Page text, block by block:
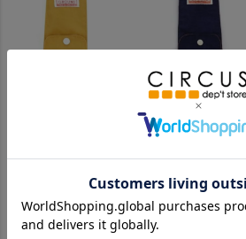
ネイビー(NV)
サーモンピンク(SP)